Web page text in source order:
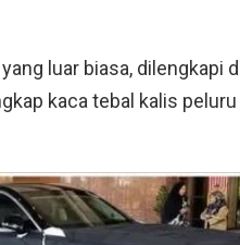
luar biasa, dilengkapi
kaca tebal kalis